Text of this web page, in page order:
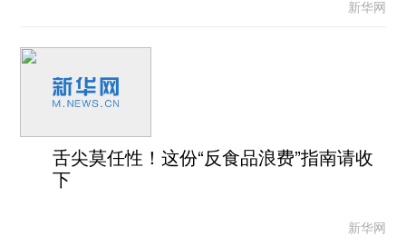
新华网
舌尖莫任性！这份“反食品浪费”指南请收
下
新华网